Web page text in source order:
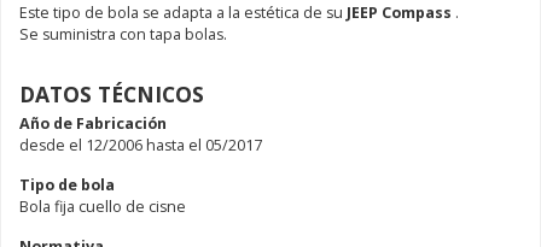
Este tipo de bola se adapta a la estética de su JEEP Compass .
Se suministra con tapa bolas.
DATOS TÉCNICOS
Año de Fabricación
desde el 12/2006 hasta el 05/2017
Tipo de bola
Bola fija cuello de cisne